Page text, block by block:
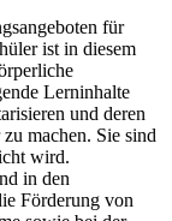
für
ist in diesem
Lerninhalte
und deren
machen. Sie sind
wird.
in den
Förderung von